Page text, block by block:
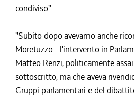
condiviso".
"Subito dopo avevamo anche
Moretuzzo - l'intervento in
Matteo Renzi, politicamente
sottoscritto, ma che aveva
Gruppi parlamentari e del